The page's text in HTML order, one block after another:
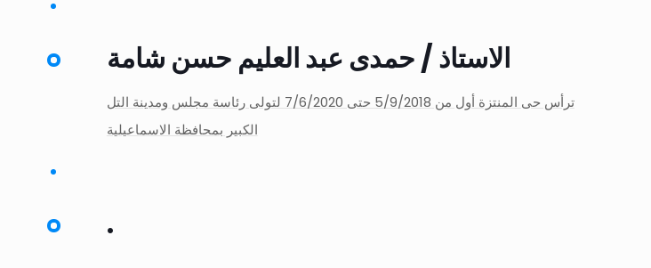
الاستاذ / حمدى عبد العليم حسن شامة
ترأس حى المنتزة أول من 5/9/2018 حتى 7/6/2020 لتولى رئاسة مجلس ومدينة التل
الكبير بمحافظة الاسماعيلية
.